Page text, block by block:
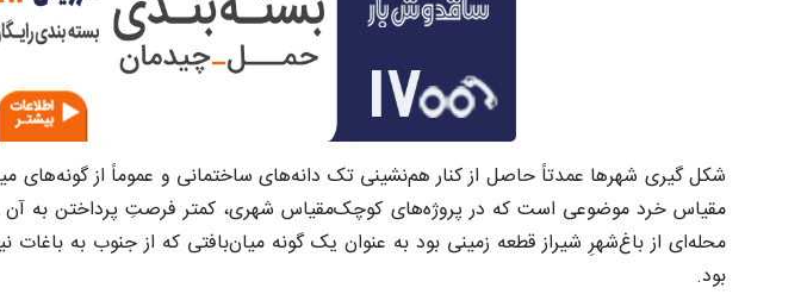
شکل گیری شهرها عمدتاً حاصل از کنار هم‌نشینی تک دانه‌های ساختمانی و عموماً از گونه‌های
مقیاس خرد موضوعی است که در پروژه‌های کوچک‌مقیاس شهری، کمتر فرصتِ پرداختن به
محله‌ای از باغ‌شهرِ شیراز قطعه زمینی بود به عنوان یک گونه میان‌بافتی که از جنوب به
بود.